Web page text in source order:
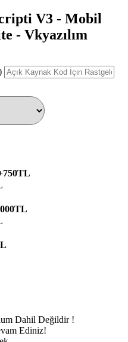
V3 - Mobil
- Vkyazılım
Dahil Değildir !
Ediniz!